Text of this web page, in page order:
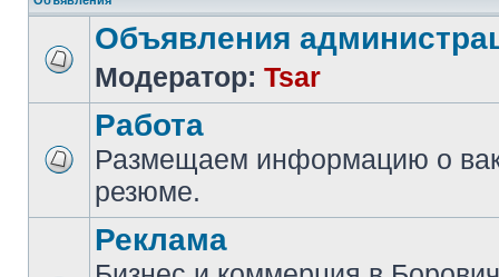
Объявления
Модератор: Tsar
Работа
Размещаем информацию о
резюме.
Реклама